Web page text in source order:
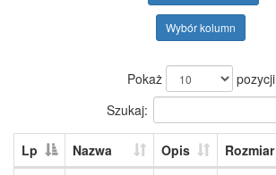
Wybór kolumn
Pokaż
pozycji
Szukaj:
Lp Nazwa Opis Rozmiar